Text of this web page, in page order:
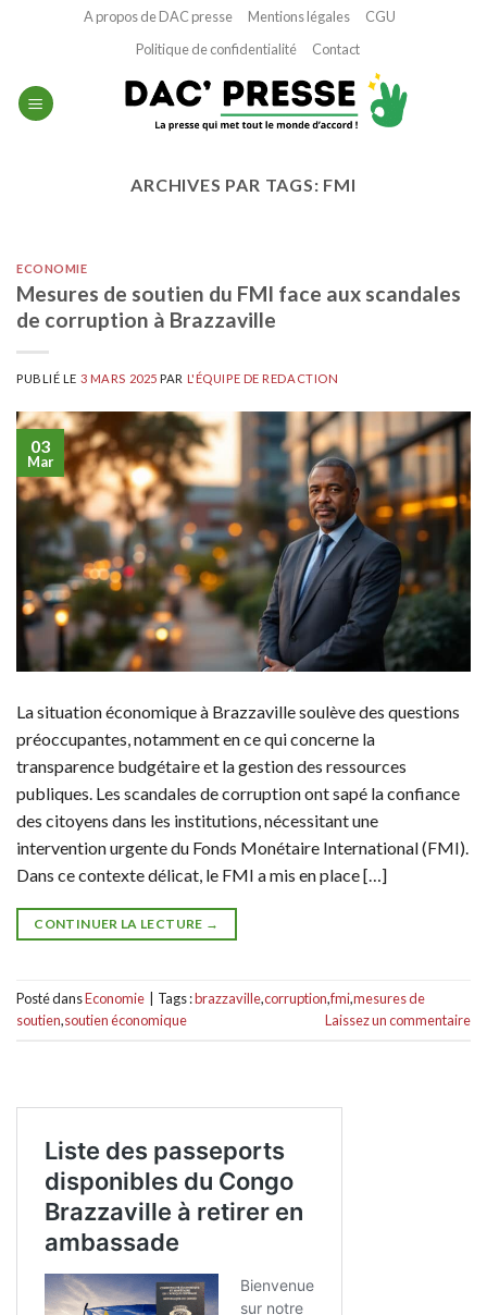
A propos de DAC presse Mentions légales
CGU
Politique de confidentialité
Contact
ARCHIVES PAR TAGS: FMI
ECONOMIE
Mesures de soutien du FMI face aux scandales
de corruption à Brazzaville
PUBLIÉ LE 3 MARS 2025 PAR L'ÉQUIPE DE REDACTION
03
Mar
La situation économique à Brazzaville soulève des questions
préoccupantes, notamment en ce qui concerne la
transparence budgétaire et la gestion des ressources
publiques. Les scandales de corruption ont sapé la confiance
des citoyens dans les institutions, nécessitant une
intervention urgente du Fonds Monétaire International (FMI).
Dans ce contexte délicat, le FMI a mis en place […]
CONTINUER LA LECTURE →
Posté dansEconomie Tags :brazzaville,corruption,fmi,mesures de
soutien,soutien économique Laissez un commentaire